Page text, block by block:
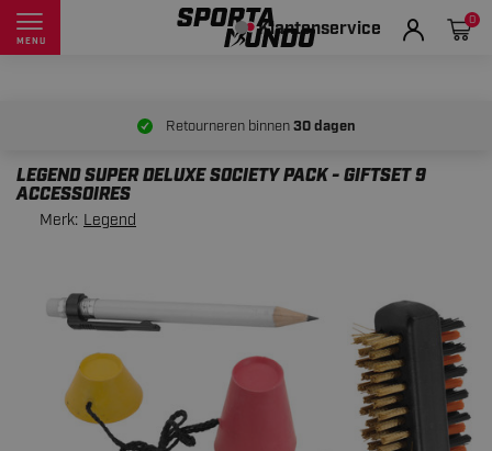
MENU Klantenservice 0
Retourneren binnen30 dagen
LEGEND SUPER DELUXE SOCIETY PACK - GIFTSET 9
ACCESSOIRES
Merk: Legend